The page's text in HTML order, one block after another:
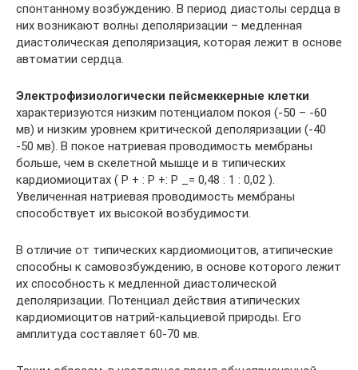
спонтанному возбуждению. В период диастолы сердца в
них возникают волны деполяризации – медленная
диастолическая деполяризация, которая лежит в основе
автоматии сердца.
Электрофизиологически пейсмеккерные клетки
характеризуются низким потенциалом покоя (-50 – -60
мв) и низким уровнем критической деполяризации (-40
-50 мв). В покое натриевая проводимость мембраны
больше, чем в скелетной мышце и в типических
кардиомиоцитах ( Р + : P +: P _= 0,48 : 1 : 0,02 ).
Увеличенная натриевая проводимость мембраны
способствует их высокой возбудимости.
В отличие от типических кардиомиоцитов, атипические
способны к самовозбуждению, в основе которого лежит
их способность к медленной диастолической
деполяризации. Потенциал действия атипических
кардиомиоцитов натрий-кальциевой природы. Его
амплитуда составляет 60-70 мв.